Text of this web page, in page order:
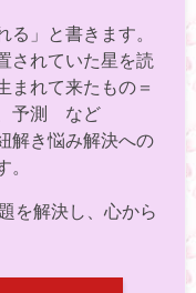
る」と書きます。
されていた星を読
まれて来たもの＝
予測 など
解き悩み解決への
を解決し、心から